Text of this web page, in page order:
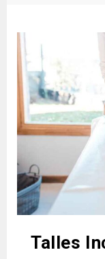
Talles